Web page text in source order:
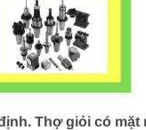
Thợ giỏi có mặt